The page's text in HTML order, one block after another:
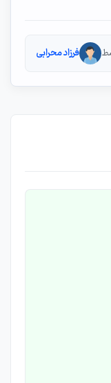
فرزاد محرابی